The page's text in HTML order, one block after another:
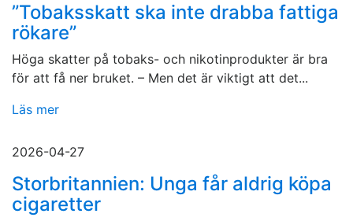
”Tobaksskatt ska inte drabba fattiga
rökare”
Höga skatter på tobaks- och nikotinprodukter är bra
för att få ner bruket. – Men det är viktigt att det...
Läs mer
2026-04-27
Storbritannien: Unga får aldrig köpa
cigaretter